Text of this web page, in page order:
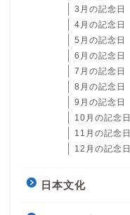
3月の記念日
4月の記念日
5月の記念日
6月の記念日
7月の記念日
8月の記念日
9月の記念日
10月の記念日
11月の記念日
12月の記念日
日本文化